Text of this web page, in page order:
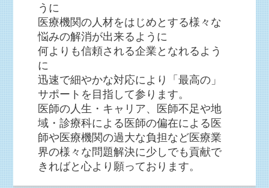
うに
医療機関の人材をはじめとする様々な
悩みの解消が出来るように
何よりも信頼される企業となれるよう
に
迅速で細やかな対応により「最高の」
サポートを目指して参ります。
医師の人生・キャリア、医師不足や地
域・診療科による医師の偏在による医
師や医療機関の過大な負担など医療業
界の様々な問題解決に少しでも貢献で
きればと心より願っております。